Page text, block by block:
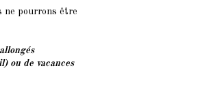
ne pourrons être
ou de vacances